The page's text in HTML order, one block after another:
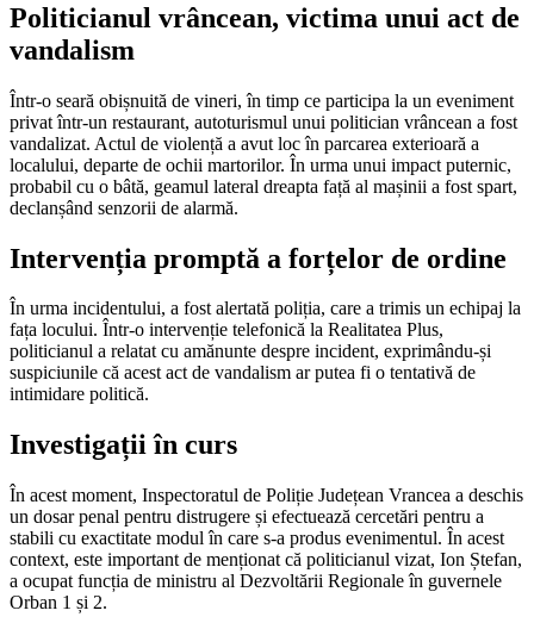
Politicianul vrâncean, victima unui act de
vandalism
Într-o seară obișnuită de vineri, în timp ce participa la un eveniment
privat într-un restaurant, autoturismul unui politician vrâncean a fost
vandalizat. Actul de violență a avut loc în parcarea exterioară a
localului, departe de ochii martorilor. În urma unui impact puternic,
probabil cu o bâtă, geamul lateral dreapta față al mașinii a fost spart,
declanșând senzorii de alarmă.
Intervenția promptă a forțelor de ordine
În urma incidentului, a fost alertată poliția, care a trimis un echipaj la
fața locului. Într-o intervenție telefonică la Realitatea Plus,
politicianul a relatat cu amănunte despre incident, exprimându-și
suspiciunile că acest act de vandalism ar putea fi o tentativă de
intimidare politică.
Investigații în curs
În acest moment, Inspectoratul de Poliție Județean Vrancea a deschis
un dosar penal pentru distrugere și efectuează cercetări pentru a
stabili cu exactitate modul în care s-a produs evenimentul. În acest
context, este important de menționat că politicianul vizat, Ion Ștefan,
a ocupat funcția de ministru al Dezvoltării Regionale în guvernele
Orban 1 și 2.